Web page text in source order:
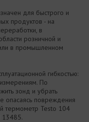
для быстрого и
продуктов - на
в
розничной и
в промышленном
гибкостью:
По
зонд и убрать
опасаясь повреждения
термометр Testo 104
13485.